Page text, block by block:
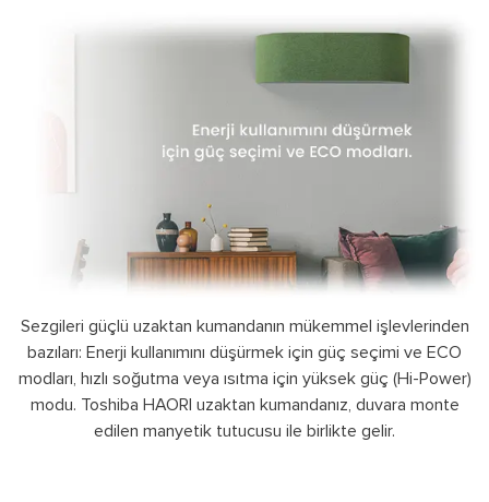
Sezgileri güçlü uzaktan kumandanın mükemmel işlevlerinden
bazıları: Enerji kullanımını düşürmek için güç seçimi ve ECO
modları, hızlı soğutma veya ısıtma için yüksek güç (Hi-Power)
modu. Toshiba HAORI uzaktan kumandanız, duvara monte
edilen manyetik tutucusu ile birlikte gelir.